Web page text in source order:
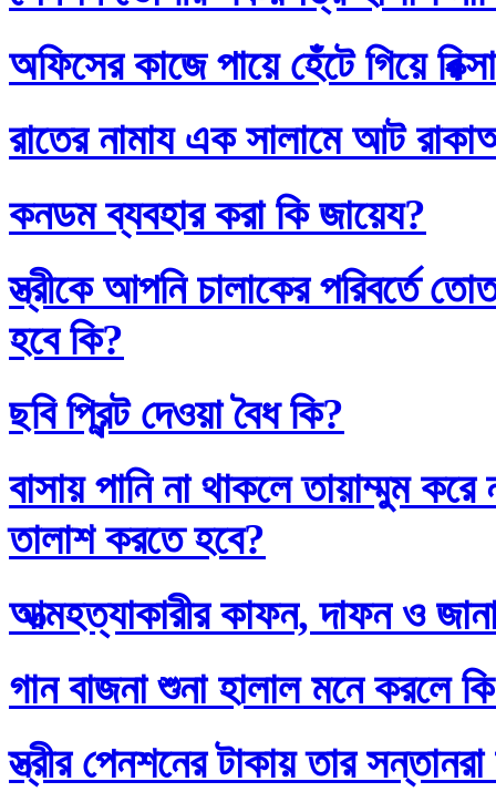
অফিসের কাজে পায়ে হেঁটে গিয়ে
রাতের নামায এক সালামে আট
কনডম ব্যবহার করা কি জায়েয?
স্ত্রীকে আপনি চালাকের পরিবর্তে
হবে কি?
ছবি প্রিন্ট দেওয়া বৈধ কি?
বাসায় পানি না থাকলে তায়াম্মুম
তালাশ করতে হবে?
আত্মহত্যাকারীর কাফন, দাফন ও
গান বাজনা শুনা হালাল মনে করলে
স্ত্রীর পেনশনের টাকায় তার